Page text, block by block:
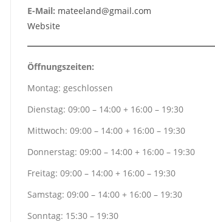
E-Mail: mateeland@gmail.com
Website
Öffnungszeiten:
Montag: geschlossen
Dienstag: 09:00 – 14:00 + 16:00 – 19:30
Mittwoch: 09:00 – 14:00 + 16:00 – 19:30
Donnerstag: 09:00 – 14:00 + 16:00 – 19:30
Freitag: 09:00 – 14:00 + 16:00 – 19:30
Samstag: 09:00 – 14:00 + 16:00 – 19:30
Sonntag: 15:30 – 19:30